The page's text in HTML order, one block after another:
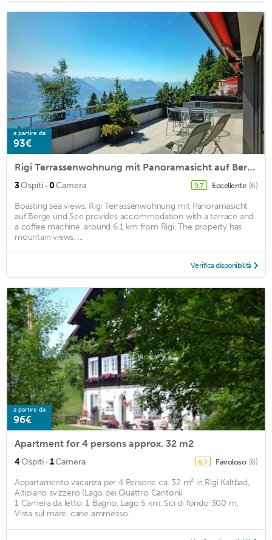
a partire da
93€
Rigi Terrassenwohnung mit Panoramasicht auf Berge und See
3Ospiti · 0Camera 9,7 Eccellente (6)
Boasting sea views, Rigi Terrassenwohnung mit Panoramasicht
auf Berge und See provides accommodation with a terrace and
a coffee machine, around 6.1 km from Rigi. The property has
mountain views. ...
Verifica disponibilità
a partire da
96€
Apartment for 4 persons approx. 32 m2
4Ospiti · 1Camera 8,7 Favoloso (6)
Appartamento vacanza per 4 Persone ca. 32 m² in Rigi Kaltbad,
Altipiano svizzero (Lago dei Quattro Cantoni)
1 Camera da letto, 1 Bagno, Lago 5 km, Sci di fondo 300 m,
Vista sul mare, cane ammesso ...